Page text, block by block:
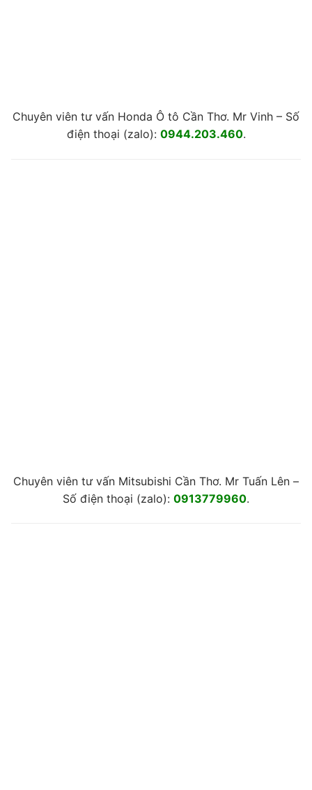
Chuyên viên tư vấn Honda Ô tô Cần Thơ. Mr Vinh – Số
điện thoại (zalo): 0944.203.460.
Chuyên viên tư vấn Mitsubishi Cần Thơ. Mr Tuấn Lên –
Số điện thoại (zalo): 0913779960.